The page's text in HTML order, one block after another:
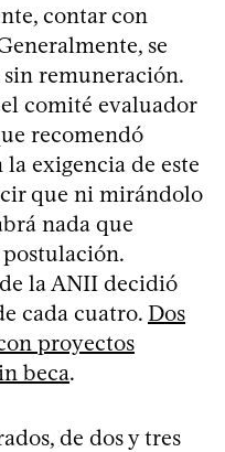
contar con
se
remuneración.
el comité evaluador
recomendó
exigencia de este
que ni mirándolo
nada que
la ANII decidió
cada cuatro. Dos
proyectos
beca.
de dos y tres